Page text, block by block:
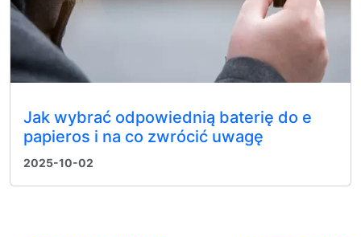
Jak wybrać odpowiednią baterię do e
papieros i na co zwrócić uwagę
2025-10-02